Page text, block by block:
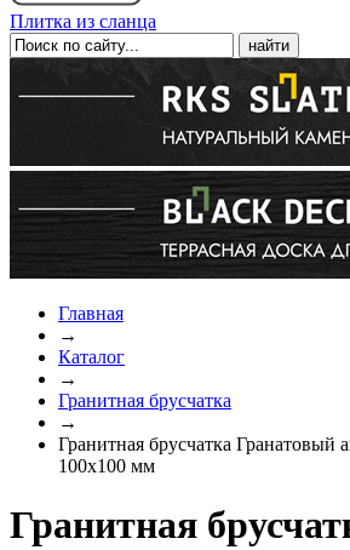
Плитка из сланца
Главная
→
Каталог
→
Гранитная брусчатка
→
Гранитная брусчатка Гранатовый
100x100 мм
Гранитная